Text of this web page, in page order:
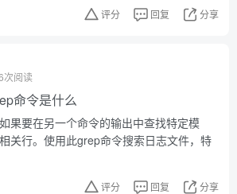
评分 回复 分享
次阅读
命令是什么
果要在另一个命令的输出中查找特定模
关行。使用此grep命令搜索日志文件，特
评分 回复 分享